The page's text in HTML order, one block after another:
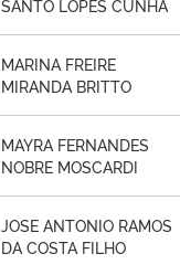
SANTO LOPES CUNHA
MARINA FREIRE
MIRANDA BRITTO
MAYRA FERNANDES
NOBRE MOSCARDI
JOSE ANTONIO RAMOS
DA COSTA FILHO